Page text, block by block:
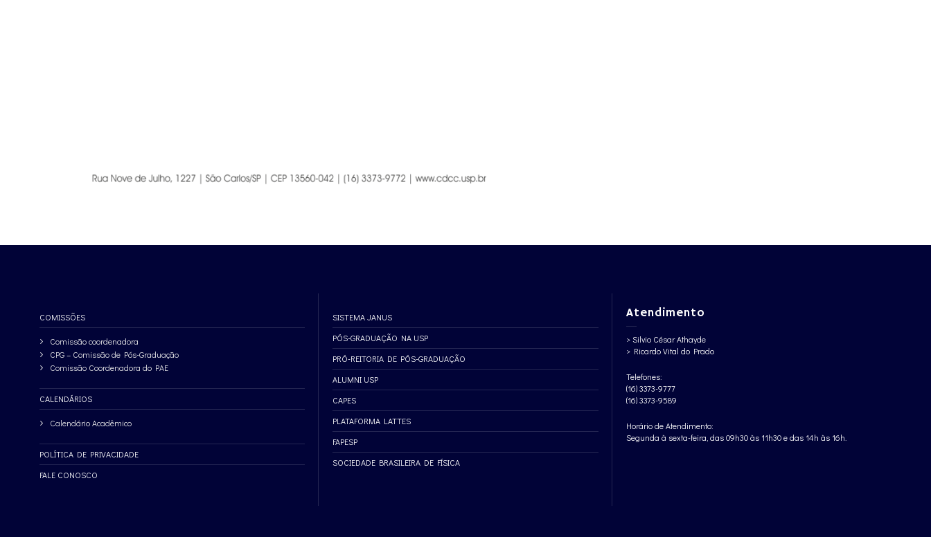
COMISSÕES
Comissão coordenadora
CPG – Comissão de Pós-Graduação
Comissão Coordenadora do PAE
CALENDÁRIOS
Calendário Acadêmico
POLÍTICA DE PRIVACIDADE
FALE CONOSCO
SISTEMA JANUS
PÓS-GRADUAÇÃO NA USP
PRÓ-REITORIA DE PÓS-GRADUAÇÃO
ALUMNI USP
CAPES
PLATAFORMA LATTES
FAPESP
SOCIEDADE BRASILEIRA DE FÍSICA
Atendimento
> Silvio César Athayde
> Ricardo Vital do Prado
Telefones:
(16) 3373-9777
(16) 3373-9589
Horário de Atendimento:
Segunda à sexta-feira, das 09h30 às 11h30 e das 14h às 16h.